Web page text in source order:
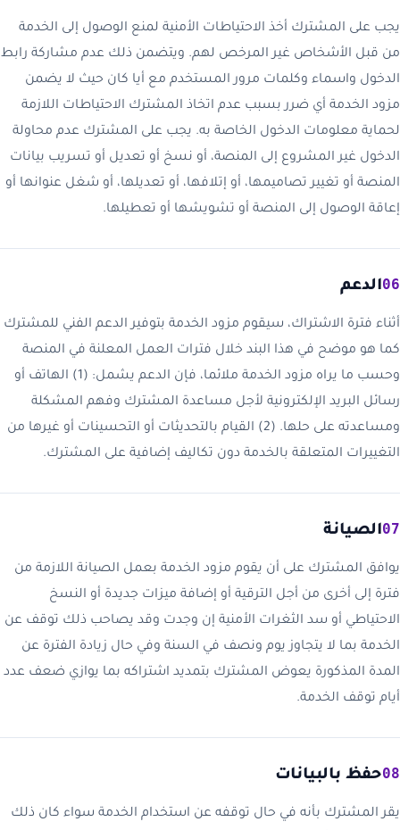
يجب على المشترك أخذ الاحتياطات الأمنية لمنع الوصول إلى الخدمة
من قبل الأشخاص غير المرخص لهم. ويتضمن ذلك عدم مشاركة رابط
الدخول واسماء وكلمات مرور المستخدم مع أيا كان حيث لا يضمن
مزود الخدمة أي ضرر بسبب عدم اتخاذ المشترك الاحتياطات اللازمة
لحماية معلومات الدخول الخاصة به. يجب على المشترك عدم محاولة
الدخول غير المشروع إلى المنصة، أو نسخ أو تعديل أو تسريب بيانات
المنصة أو تغيير تصاميمها، أو إتلافها، أو تعديلها، أو شغل عنوانها أو
إعاقة الوصول إلى المنصة أو تشويشها أو تعطيلها.
06الدعم
أثناء فترة الاشتراك، سيقوم مزود الخدمة بتوفير الدعم الفني للمشترك
كما هو موضح في هذا البند خلال فترات العمل المعلنة في المنصة
وحسب ما يراه مزود الخدمة ملائما، فإن الدعم يشمل: (1) الهاتف أو
رسائل البريد الإلكترونية لأجل مساعدة المشترك وفهم المشكلة
ومساعدته على حلها. (2) القيام بالتحديثات أو التحسينات أو غيرها من
التغييرات المتعلقة بالخدمة دون تكاليف إضافية على المشترك.
07الصيانة
يوافق المشترك على أن يقوم مزود الخدمة بعمل الصيانة اللازمة من
فترة إلى أخرى من أجل الترقية أو إضافة ميزات جديدة أو النسخ
الاحتياطي أو سد الثغرات الأمنية إن وجدت وقد يصاحب ذلك توقف عن
الخدمة بما لا يتجاوز يوم ونصف في السنة وفي حال زيادة الفترة عن
المدة المذكورة يعوض المشترك بتمديد اشتراكه بما يوازي ضعف عدد
أيام توقف الخدمة.
08حفظ بالبيانات
يقر المشترك بأنه في حال توقفه عن استخدام الخدمة سواء كان ذلك